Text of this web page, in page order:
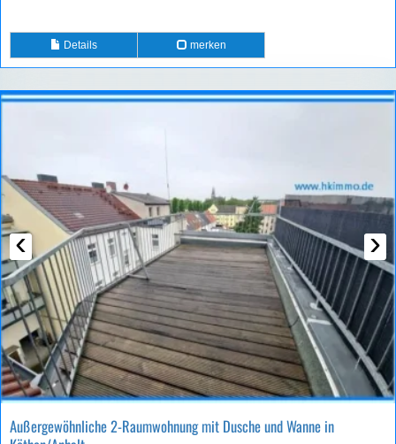
Details merken
‹ ›
Außergewöhnliche 2-Raumwohnung mit Dusche und Wanne in